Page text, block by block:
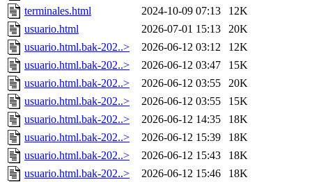
terminales.html
2024-10-09 07:13
12K
usuario.html
2026-07-01 15:13
20K
usuario.html.bak-202..>
2026-06-12 03:12
12K
usuario.html.bak-202..>
2026-06-12 03:47
15K
usuario.html.bak-202..>
2026-06-12 03:55
20K
usuario.html.bak-202..>
2026-06-12 03:55
15K
usuario.html.bak-202..>
2026-06-12 14:35
18K
usuario.html.bak-202..>
2026-06-12 15:39
18K
usuario.html.bak-202..>
2026-06-12 15:43
18K
usuario.html.bak-202..>
2026-06-12 15:46 18K